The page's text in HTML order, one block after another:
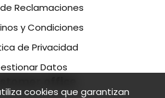
Reclamaciones
y Condiciones
de Privacidad
Datos
cookies que garantizan